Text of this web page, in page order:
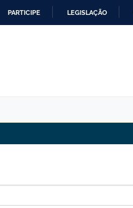
PARTICIPE LEGISLAÇÃO